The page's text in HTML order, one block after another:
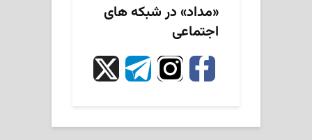
«مداد» در شبکه های
اجتماعی